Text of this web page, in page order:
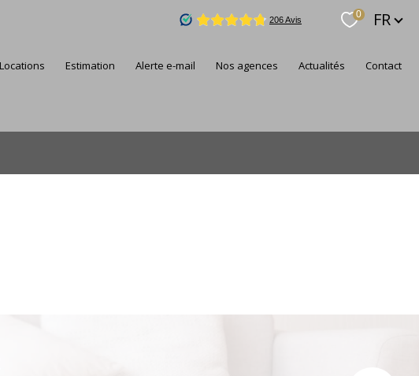
0 FR
locations estimation alerte e-mail nos agences actualités contact